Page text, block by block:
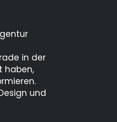
in der
haben,
und